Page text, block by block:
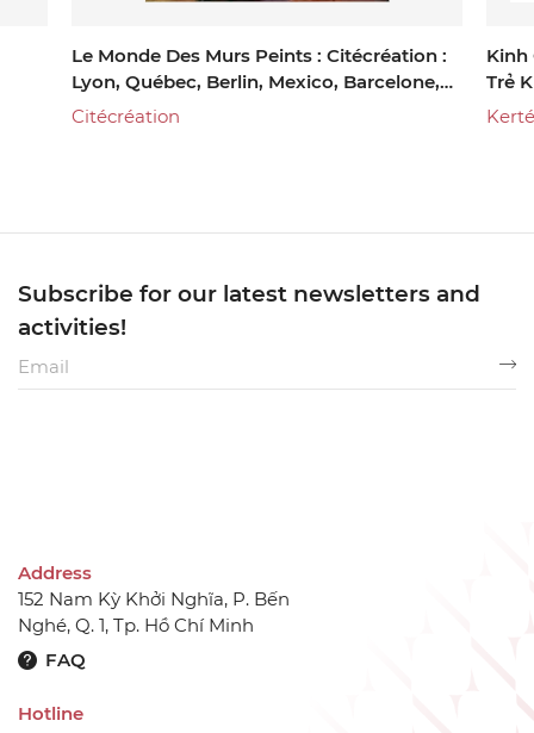
Le Monde Des Murs Peints : Citécréation :
Lyon, Québec, Berlin, Mexico, Barcelone,
Jérusalem, Moscou, Shangai
Citécréation
Kinh
Trẻ
Address
152 Nam Kỳ Khởi Nghĩa, P. Bến
Nghé, Q. 1, Tp. Hồ Chí Minh
FAQ
Hotline
Subscribe for our latest newsletters and
activities!